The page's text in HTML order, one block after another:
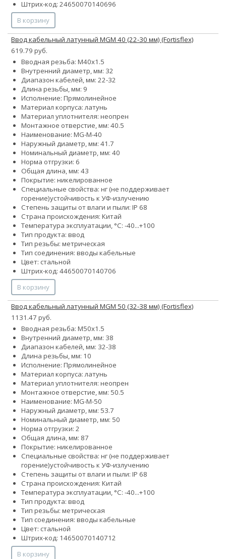
Штрих-код: 24650070140696
В корзину
Ввод кабельный латунный MGM 40 (22-30 мм) (Fortisflex)
619.79 руб.
Вводная резьба: M40x1.5
Внутренний диаметр, мм: 32
Диапазон кабелей, мм: 22-32
Длина резьбы, мм: 9
Исполнение: Прямолинейное
Материал корпуса: латунь
Материал уплотнителя: неопрен
Монтажное отверстие, мм: 40.5
Наименование: MG-M-40
Наружный диаметр, мм: 41.7
Номинальный диаметр, мм: 40
Норма отгрузки: 6
Общая длина, мм: 43
Покрытие: никелированное
Специальные свойства: нг (не поддерживает
горение)устойчивость к УФ-излучению
Степень защиты от влаги и пыли: IP 68
Страна происхождения: Китай
Температура эксплуатации, °С: -40...+100
Тип продукта: ввод
Тип резьбы: метрическая
Тип соединения: вводы кабельные
Цвет: стальной
Штрих-код: 44650070140706
В корзину
Ввод кабельный латунный MGM 50 (32-38 мм) (Fortisflex)
1131.47 руб.
Вводная резьба: M50x1.5
Внутренний диаметр, мм: 38
Диапазон кабелей, мм: 32-38
Длина резьбы, мм: 10
Исполнение: Прямолинейное
Материал корпуса: латунь
Материал уплотнителя: неопрен
Монтажное отверстие, мм: 50.5
Наименование: MG-M-50
Наружный диаметр, мм: 53.7
Номинальный диаметр, мм: 50
Норма отгрузки: 2
Общая длина, мм: 87
Покрытие: никелированное
Специальные свойства: нг (не поддерживает
горение)устойчивость к УФ-излучению
Степень защиты от влаги и пыли: IP 68
Страна происхождения: Китай
Температура эксплуатации, °С: -40...+100
Тип продукта: ввод
Тип резьбы: метрическая
Тип соединения: вводы кабельные
Цвет: стальной
Штрих-код: 14650070140712
В корзину